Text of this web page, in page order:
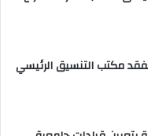
مكتب التنسيق الرئيسي